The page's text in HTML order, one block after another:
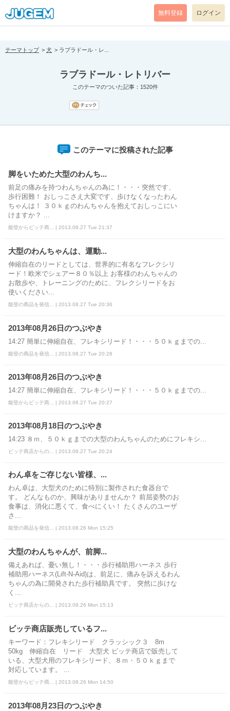
[pear_error: message="Success" code=0 mode=return level=notice
prefix="" info=""]
無料登録 ログイン
テーマトップ 犬 ラブラドール・レ...
ラブラドール・レトリバー
このテーマのついた記事：1520件
このテーマに投稿された記事
脚をいためた大型のわんち...
前足の痛みを持つわんちゃんの為に！・・・突然です、
歩行困難！ おしっこさえ大変です、歩けなくなったわん
ちゃんは！ ３０ｋｇのわんちゃんを抱えておしっこにい
けますか？ ...
能登からビッテ商... | 2013.08.27 Tue 21:37
大型のわんちゃんは、運動...
伸縮自在のリードとしては、世界的に有名なフレクシリ
ード！欧米でシェアー８０％以上 お客様のわんちゃんの
お散歩や、トレーニングのために、フレクシリードをお
使いください...
能登の商品を発信... | 2013.08.27 Tue 20:36
2013年08月26日のつぶやき
14:27 簡単に伸縮自在、フレキシリード！・・・５０ｋｇまでの...
能登の商品を発信... | 2013.08.27 Tue 20:28
2013年08月26日のつぶやき
14:27 簡単に伸縮自在、フレキシリード！・・・５０ｋｇまでの...
能登からビッテ商... | 2013.08.27 Tue 20:27
2013年08月18日のつぶやき
14:23 ８ｍ、５０ｋｇまでの大型のわんちゃんのためにフレキシ...
ビッテ商店からの... | 2013.08.27 Tue 20:24
わん卓をご存じない皆様、...
わん卓は、大型犬のために特別に製作された食器台で
す。 どんなものか、興味がありませんか？ 前屈姿勢のお
食事は、消化に悪くて、食べにくい！ たくさんのユーザ
さ...
能登の商品を発信... | 2013.08.26 Mon 15:25
大型のわんちゃんが、前脚...
備えあれば、憂い無し！・・・歩行補助用ハーネス 歩行
補助用ハーネス(Lift-N-Aid)は、前足に、痛みを訴えるわん
ちゃんの為に開発された歩行補助具です。 突然に歩けな
く...
ビッテ商店からの... | 2013.08.26 Mon 15:13
ビッテ商店販売しているフ...
キーワード：フレキシリード クラッシック３ 8m
50kg 伸縮自在 リード 大型犬 ビッテ商店で販売して
いる、大型犬用のフレキシリード、８ｍ・５０ｋｇまで
対応しています。 ...
能登からビッテ商... | 2013.08.26 Mon 14:50
2013年08月23日のつぶやき